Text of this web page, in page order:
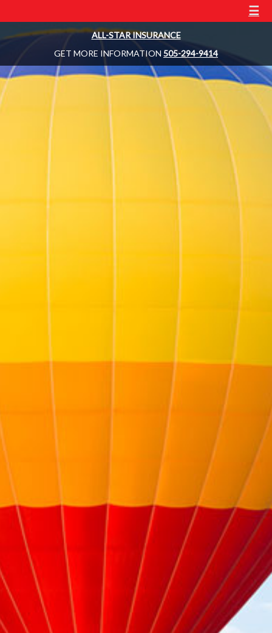
☰
ALL-STAR INSURANCE
GET MORE INFORMATION 505-294-9414